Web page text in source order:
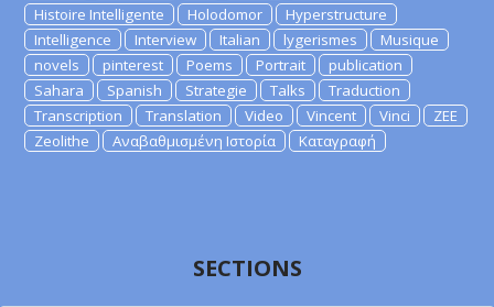
Histoire Intelligente
Holodomor
Hyperstructure
Intelligence
Interview Italian lygerismes
Musique
novels
pinterest Poems Portrait
publication
Sahara
Spanish Strategie Talks
Traduction
Transcription
Translation Video Vincent Vinci
ZEE
Zeolithe
Αναβαθμισμένη Ιστορία Καταγραφή
SECTIONS